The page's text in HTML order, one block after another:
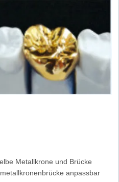
Metallkrone und Brücke
anpassbar